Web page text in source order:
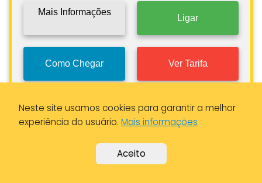
Mais Informações
Ligar
Como Chegar Ver Tarifa
SANTARTÁXIS - Central de Táxis
de Santarém / Izzy Move
Santarém
Neste site usamos cookies para garantir a melhor
experiência do usuário. Mais informações
Aceito